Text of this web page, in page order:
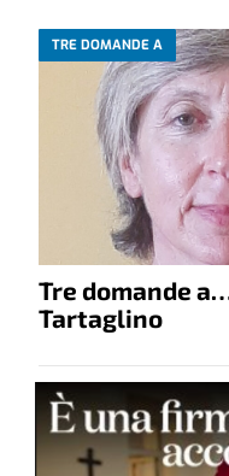
TRE DOMANDE A
Tre domande
Tartaglino